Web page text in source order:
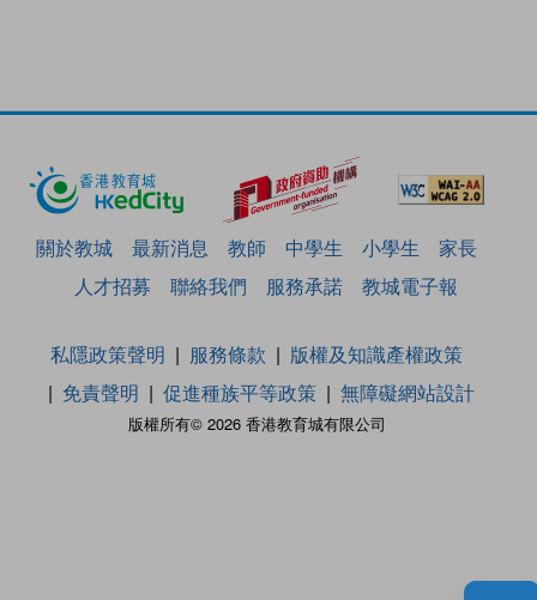
關於教城 最新消息 教師 中學生 小學生
家長
人才招募
聯絡我們 服務承諾 教城電子報
版權所有© 2026 香港教育城有限公司
私隱政策聲明 服務條款
版權及知識產權政策
免責聲明
促進種族平等政策 無障礙網站設計